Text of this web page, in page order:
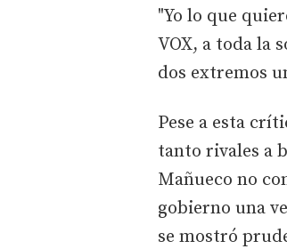
"Yo lo que
VOX, a toda la
dos extremos
Pese a esta
tanto rivales a
Mañueco no
gobierno una
se mostró